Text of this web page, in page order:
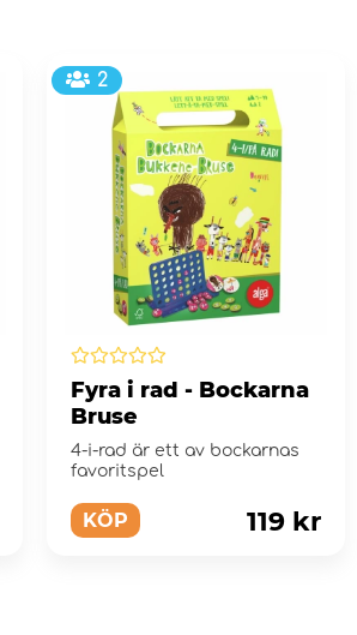
2
Fyra i rad - Bockarna
Bruse
4-i-rad är ett av bockarnas
favoritspel
KÖP 119 kr